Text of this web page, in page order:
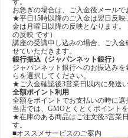
お急ぎの場合は、ご入金後メールで
★平日15時以降のご入金は翌日反映
金は月曜日以降の反映となります。
の反映 です）
講座の受講申し込みの場合、ご入金
せていただきます。
銀行振込（ジャパンネット銀行）
ジャパンネット銀行へのお振込み
らを選択してください。
★ご入金確認後3営業日以内に発送い
全額ポイント利用
全額をポイントでお支払いの時に選
当店では、GMOとくとくポイント
★在庫のある商品はご注文後3営業
す。
■オススメサービスのご案内